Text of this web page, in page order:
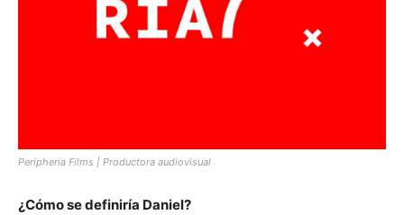
Peripheria Films | Productora audiovisual
¿Cómo se definiría Daniel?